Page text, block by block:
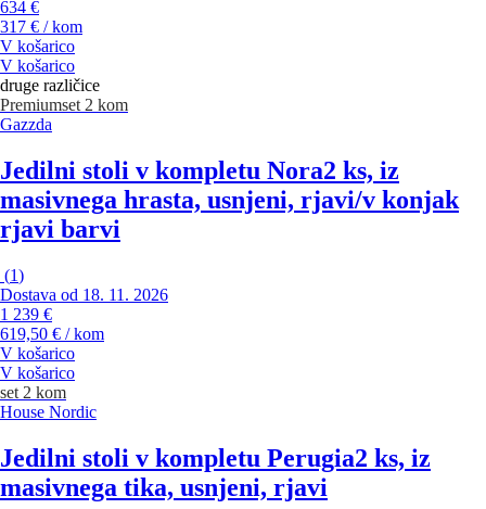
634 €
317 € / kom
V košarico
V košarico
druge različice
Premiumset 2 kom
Gazzda
Jedilni stoli v kompletu Nora2 ks, iz
masivnega hrasta, usnjeni, rjavi/v konjak
rjavi barvi
(1)
Dostava od 18. 11. 2026
1 239 €
619,50 € / kom
V košarico
V košarico
set 2 kom
House Nordic
Jedilni stoli v kompletu Perugia2 ks, iz
masivnega tika, usnjeni, rjavi